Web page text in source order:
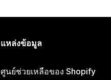
แหล่งข้อมูล
ศูนย์ช่วยเหลือของ Shopify